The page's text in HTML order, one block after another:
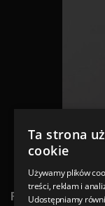
Rak Ceramika
Ta strona
cookie
Używamy plików
treści, reklam i
Udostępniamy